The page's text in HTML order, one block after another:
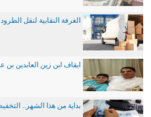
الغرفة النقابية لنقل
ايقاف ابن زين العابدين
بداية من هذا الشهر..